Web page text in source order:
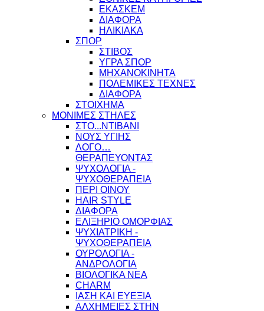
ΕΚΑΣΚΕΜ
ΔΙΑΦΟΡΑ
ΗΛΙΚΙΑΚΑ
ΣΠΟΡ
ΣΤΙΒΟΣ
ΥΓΡΑ ΣΠΟΡ
ΜΗΧΑΝΟΚΙΝΗΤΑ
ΠΟΛΕΜΙΚΕΣ ΤΕΧΝΕΣ
ΔΙΑΦΟΡΑ
ΣΤΟΙΧΗΜΑ
ΜΟΝΙΜΕΣ ΣΤΗΛΕΣ
ΣΤΟ...ΝΤΙΒΑΝΙ
ΝΟΥΣ ΥΓΙΗΣ
ΛΟΓΟ…
ΘΕΡΑΠΕΥΟΝΤΑΣ
ΨΥΧΟΛΟΓΙΑ -
ΨΥΧΟΘΕΡΑΠΕΙΑ
ΠΕΡΙ ΟΙΝΟΥ
HAIR STYLE
ΔΙΑΦΟΡΑ
ΕΛΙΞΗΡΙΟ ΟΜΟΡΦΙΑΣ
ΨΥΧΙΑΤΡΙΚΗ -
ΨΥΧΟΘΕΡΑΠΕΙΑ
ΟΥΡΟΛΟΓΙΑ -
ΑΝΔΡΟΛΟΓΙΑ
ΒΙΟΛΟΓΙΚΑ ΝΕΑ
CHARM
ΙΑΣΗ ΚΑΙ ΕΥΕΞΙΑ
ΑΛΧΗΜΕΙΕΣ ΣΤΗΝ